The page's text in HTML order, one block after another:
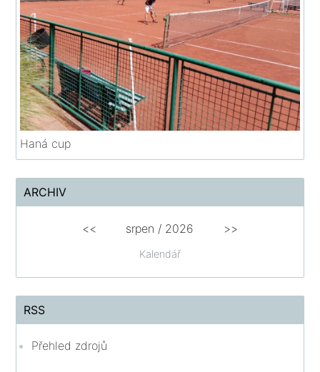
Haná cup
ARCHIV
Kalendář
<< srpen / 2026 >>
RSS
Přehled zdrojů